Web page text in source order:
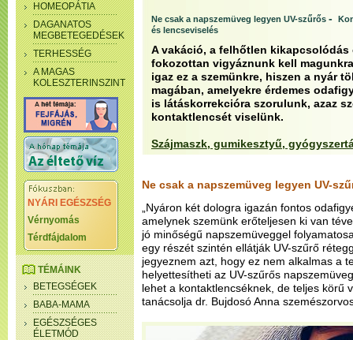
HOMEOPÁTIA
DAGANATOS
MEGBETEGEDÉSEK
TERHESSÉG
A MAGAS
KOLESZTERINSZINT
NYÁRI EGÉSZSÉG
Vérnyomás
Térdfájdalom
TÉMÁINK
BETEGSÉGEK
BABA-MAMA
EGÉSZSÉGES
ÉLETMÓD
Ne csak a napszemüveg legyen UV-szűrős -
és lencseviselés
A vakáció, a felhőtlen
fokozottan vigyáznunk kell
igaz ez a szemünkre, hiszen a nyár
magában, amelyekre érdemes
is látáskorrekcióra szorulunk, azaz
kontaktlencsét viselünk.
Szájmaszk, gumikesztyű,
Ne csak a napszemüveg legyen UV-
„Nyáron két dologra igazán fontos
amelynek szemünk erőteljesen ki van
jó minőségű napszemüveggel
egy részét szintén ellátják UV-szűrő
jegyeznem azt, hogy ez nem alkalmas a
helyettesítheti az UV-szűrős
lehet a kontaktlencséknek, de teljes körű
tanácsolja dr. Bujdosó Anna